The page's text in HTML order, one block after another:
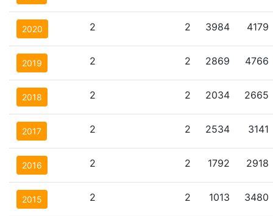
2020 2 2 3984 4179
2019 2 2 2869 4766
2018 2 2 2034 2665
2017 2 2 2534 3141
2016 2 2 1792 2918
2015 2 2 1013 3480